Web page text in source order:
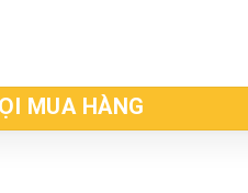
Makita FJ203DZLL số lượng
MUA HÀNG